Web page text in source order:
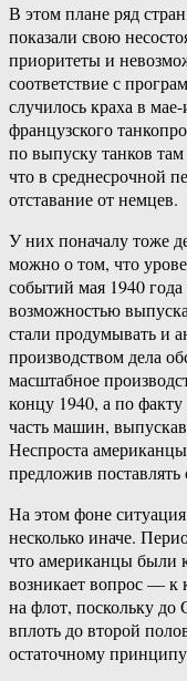
В этом плане ряд
показали свою
приоритеты и
соответствие с
случилось краха в
французского
по выпуску танков
что в среднесрочной
отставание от немцев.
У них поначалу тоже
можно о том, что
событий мая 1940
возможностью
стали продумывать и
производством дела
масштабное
концу 1940, а по
часть машин,
Неспроста американцы
предложив поставлять
На этом фоне
несколько иначе.
что американцы были
возникает вопрос — к
на флот, поскольку
вплоть до второй
остаточному